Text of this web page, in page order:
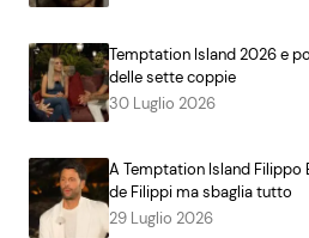
Temptation Island 2026 e
delle sette coppie
30 Luglio 2026
A Temptation Island Filippo
de Filippi ma sbaglia tutto
29 Luglio 2026